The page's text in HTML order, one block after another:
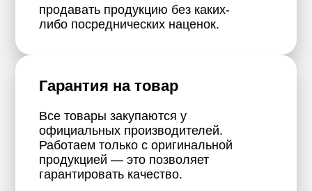
продавать продукцию без каких-
либо посреднических наценок.
Гарантия на товар
Все товары закупаются у
официальных производителей.
Работаем только с оригинальной
продукцией — это позволяет
гарантировать качество.